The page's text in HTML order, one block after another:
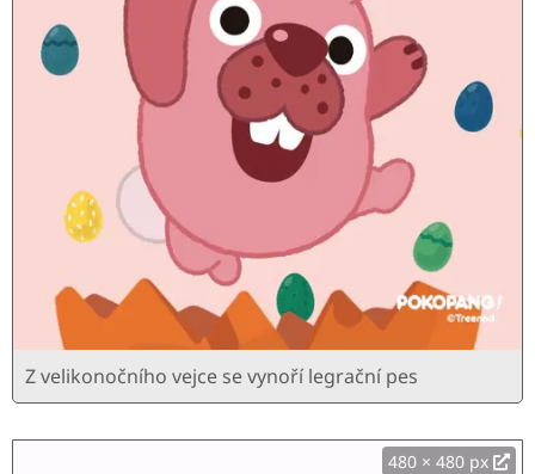
Z velikonočního vejce se vynoří legrační pes
480 × 480 px